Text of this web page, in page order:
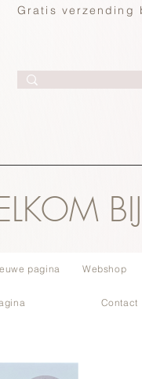
Gratis verzending
pagina Webshop
Contact